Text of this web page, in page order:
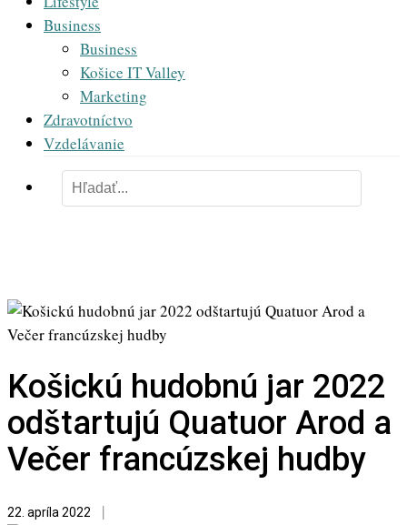
Business
Business
Košice IT Valley
Marketing
Zdravotníctvo
Vzdelávanie
Košickú hudobnú jar 2022
odštartujú Quatuor Arod a
Večer francúzskej hudby
22. apríla 2022